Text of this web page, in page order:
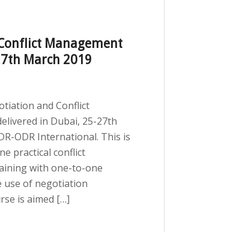
Management
March 2019
and Conflict
in Dubai, 25-27th
ODR International. This is
practical conflict
with one-to-one
use of negotiation
is aimed […]